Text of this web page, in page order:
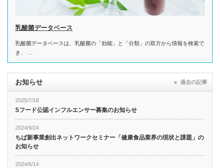
乳酸菌データベース
乳酸菌データベースは、乳酸菌の「効能」と「分類」の双方から情報を検索で
き、 …
お知らせ
2025/7/18
Sフード公認インフルエンサー募集のお知らせ
2024/9/24
ちば新事業創出ネットワークセミナー「健康食品業界の現状と課題」の
お知らせ
2024/6/14
過去の記事